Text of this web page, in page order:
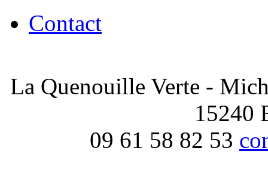
Contact
La Quenouille Verte -
15240
09 61 58 82 53